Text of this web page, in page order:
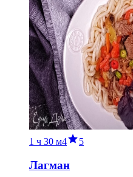
1 ч 30 м4 5
Лагман